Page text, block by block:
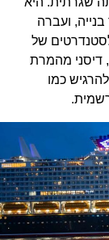
ועברה
של
מהמרת
כמו